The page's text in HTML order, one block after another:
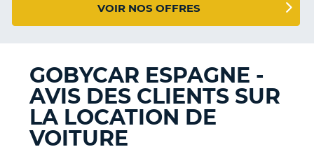
VOIR NOS OFFRES
GOBYCAR ESPAGNE -
AVIS DES CLIENTS SUR
LA LOCATION DE
VOITURE